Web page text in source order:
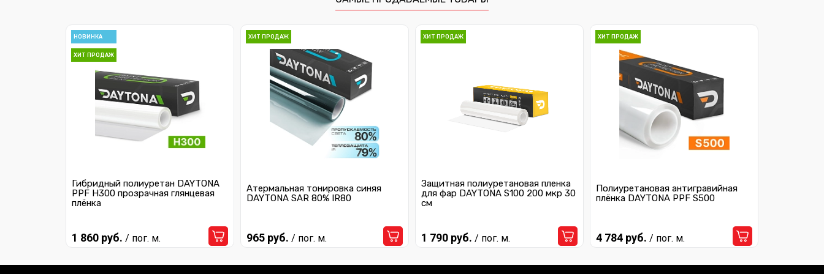
Fiat
Ford
Geely
Infiniti
Jaguar
НОВИНКА
ХИТ ПРОДАЖ
Гибридный полиуретан DAYTONA
PPF H300 прозрачная глянцевая
плёнка
1 860 руб. / пог. м.
ХИТ ПРОДАЖ
Атермальная тонировка синяя
DAYTONA SAR 80% IR80
965 руб. / пог. м.
ХИТ ПРОДАЖ
Защитная полиуретановая пленка
для фар DAYTONA S100 200 мкр 30
см
1 790 руб. / пог. м.
ХИТ ПРОДАЖ
Полиуретановая антигравийная
плёнка DAYTONA PPF S500
4 784 руб. / пог. м.